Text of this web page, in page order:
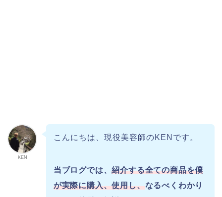
KEN
こんにちは、現役美容師のKENです。
当ブログでは、紹介する全ての商品を僕
が実際に購入、使用し、なるべくわかり